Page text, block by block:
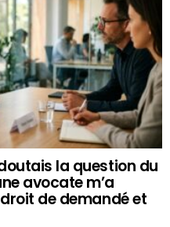
la question du
avocate m’a
de demandé et